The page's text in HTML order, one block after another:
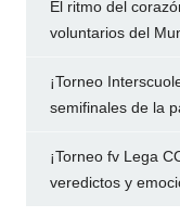
El ritmo del
voluntarios del
¡Torneo
semifinales de la
¡Torneo fv Lega
veredictos y